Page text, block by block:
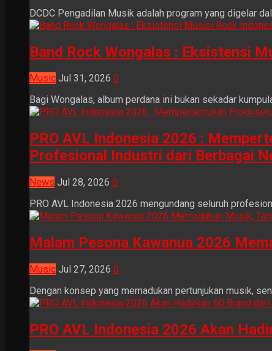
DCDC Pengadilan Musik adalah program yang digelar
Band Rock Wongalas : Eksistensi
Music Jul 31, 2026 0
Bagi Wongalas, album perdana ini bukan sekadar
PRO AVL Indonesia 2026 :
Profesional Industri dari Berbagai
News Jul 28, 2026 0
PRO AVL Indonesia 2026 mengundang seluruh
Malam Pesona Kawanua 2026
Music Jul 27, 2026 0
Dengan konsep yang memadukan pertunjukan musik,
PRO AVL Indonesia 2026 Akan